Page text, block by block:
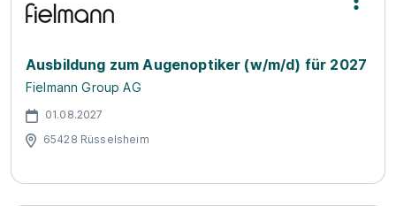
Ausbildung zum Augenoptiker (w/m/d) für 2027
Fielmann Group AG
01.08.2027
65428 Rüsselsheim